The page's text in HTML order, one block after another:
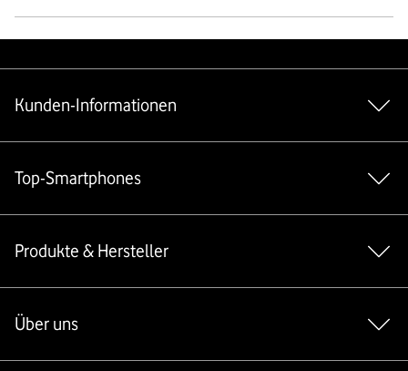
Kunden-Informationen
Top-Smartphones
Produkte & Hersteller
Über uns